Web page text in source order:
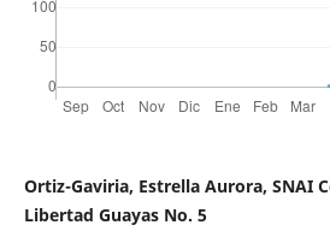
Ortiz-Gaviria, Estrella Aurora, SNAI
Libertad Guayas No. 5